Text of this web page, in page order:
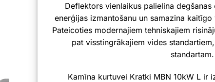
Deflektors vienlaikus palielina
enerģijas izmantošanu un samazina
Pateicoties modernajiem tehniskajiem
pat visstingrākajiem vides
standartam.
Kamīna kurtuvei Kratki MBN 10kW L ir